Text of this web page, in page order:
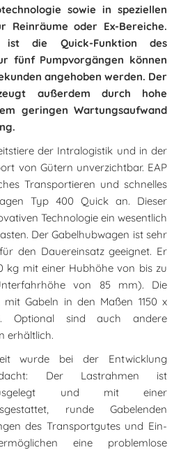
sowie in speziellen
Reinräume oder Ex-Bereiche.
ist die Quick-Funktion des
fünf Pumpvorgängen können
angehoben werden. Der
außerdem durch hohe
geringen Wartungsaufwand
der Intralogistik und in der
von Gütern unverzichtbar. EAP
Transportieren und schnelles
Typ 400 Quick an. Dieser
Technologie ein wesentlich
Der Gabelhubwagen ist sehr
den Dauereinsatz geeignet. Er
kg mit einer Hubhöhe von bis zu
von 85 mm). Die
Gabeln in den Maßen 1150 x
Optional sind auch andere
erhältlich.
wurde bei der Entwicklung
Der Lastrahmen ist
und mit einer
runde Gabelenden
des Transportgutes und Ein-
eine problemlose